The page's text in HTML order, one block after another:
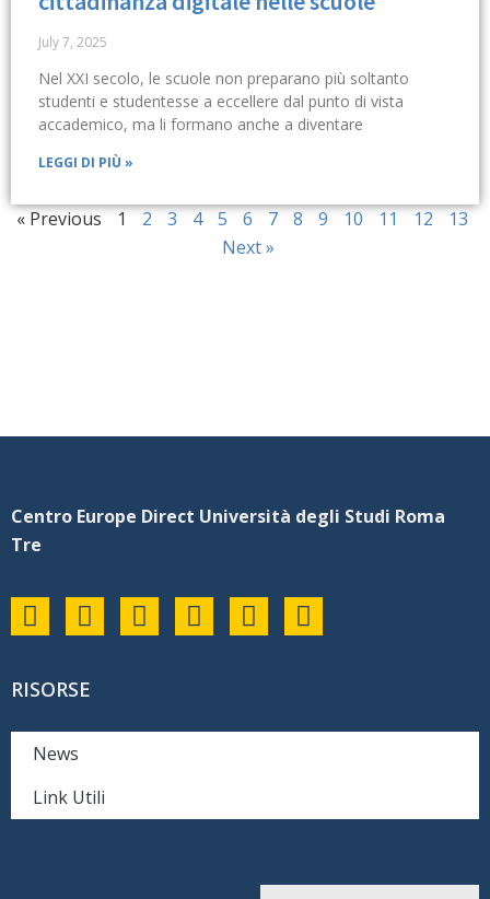
July 7, 2025
Nel XXI secolo, le scuole non preparano più soltanto
studenti e studentesse a eccellere dal punto di vista
accademico, ma li formano anche a diventare
LEGGI DI PIÙ »
« Previous 1 2 3 4 5 6 7 8 9 10 11 12
13
Next »
Centro Europe Direct Università degli Studi Roma
Tre
RISORSE
News
Link Utili